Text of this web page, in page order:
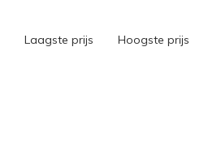
Laagste prijs Hoogste prijs